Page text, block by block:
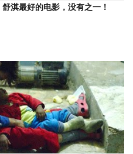
淇最好的电影，没有之一！